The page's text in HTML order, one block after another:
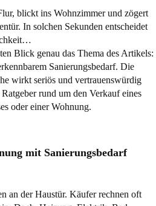
blickt ins Wohnzimmer und zögert
In solchen Sekunden entscheidet
mit Sanierungsbedarf
an der Haustür. Käufer rechnen oft